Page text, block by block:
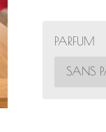
PARFUM